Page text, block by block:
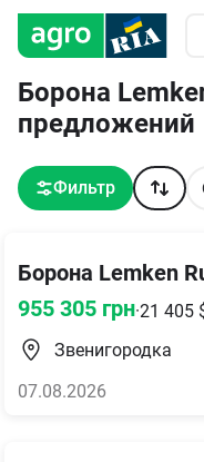
Борона
предложений
Фильтр
Борона Lemken
955 305 грн·21 405
Звенигородка
07.08.2026